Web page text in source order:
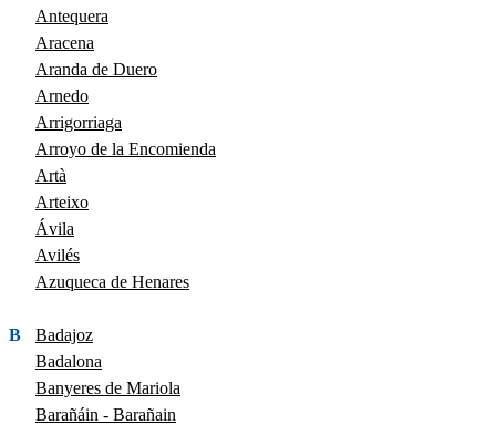
Antequera
Aracena
Aranda de Duero
Arnedo
Arrigorriaga
Arroyo de la Encomienda
Artà
Arteixo
Ávila
Avilés
Azuqueca de Henares
B
Badajoz
Badalona
Banyeres de Mariola
Barañáin - Barañain